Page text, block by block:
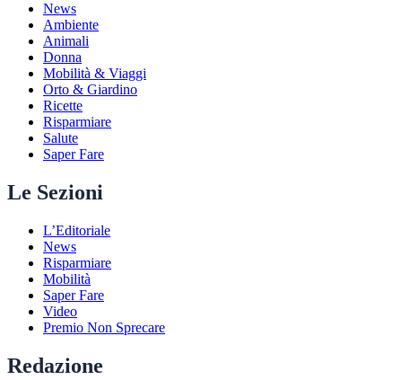
News
Ambiente
Animali
Donna
Mobilità & Viaggi
Orto & Giardino
Ricette
Risparmiare
Salute
Saper Fare
Le Sezioni
L’Editoriale
News
Risparmiare
Mobilità
Saper Fare
Video
Premio Non Sprecare
Redazione